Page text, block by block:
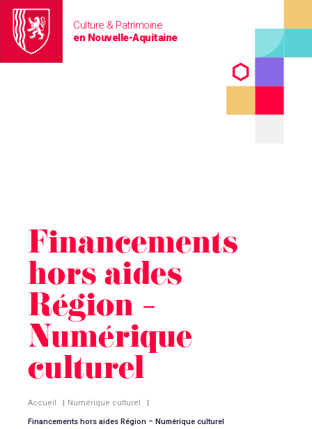
Culture & Patrimoine
en Nouvelle-Aquitaine
Financements
hors aides
Région –
Numérique
culturel
Accueil | Numérique culturel |
Financements hors aides Région – Numérique culturel